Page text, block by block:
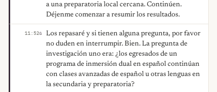
a una preparatoria local cercana. Continúen.
Déjenme comenzar a resumir los resultados.
11:52G
Los repasaré y si tienen alguna pregunta, por favor
no duden en interrumpir. Bien. La pregunta de
investigación uno era: ¿los egresados de un
programa de inmersión dual en español continúan
con clases avanzadas de español u otras lenguas en
la secundaria y preparatoria?